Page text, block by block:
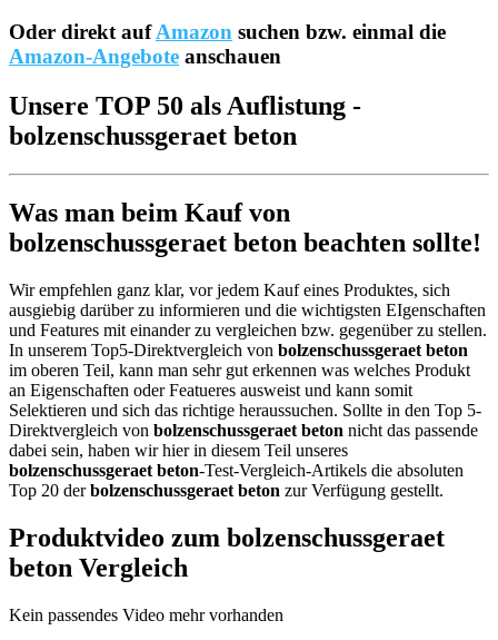
Oder direkt aufAmazon suchen bzw. einmal die
Amazon-Angebote anschauen
Unsere TOP 50 als Auflistung -
bolzenschussgeraet beton
Was man beim Kauf von
bolzenschussgeraet beton beachten sollte!
Wir empfehlen ganz klar, vor jedem Kauf eines Produktes, sich
ausgiebig darüber zu informieren und die wichtigsten EIgenschaften
und Features mit einander zu vergleichen bzw. gegenüber zu stellen.
In unserem Top5-Direktvergleich von bolzenschussgeraet beton
im oberen Teil, kann man sehr gut erkennen was welches Produkt
an Eigenschaften oder Featueres ausweist und kann somit
Selektieren und sich das richtige heraussuchen. Sollte in den Top 5-
Direktvergleich von bolzenschussgeraet beton nicht das passende
dabei sein, haben wir hier in diesem Teil unseres
bolzenschussgeraet beton-Test-Vergleich-Artikels die absoluten
Top 20 derbolzenschussgeraet beton zur Verfügung gestellt.
Produktvideo zum bolzenschussgeraet
beton Vergleich
Kein passendes Video mehr vorhanden